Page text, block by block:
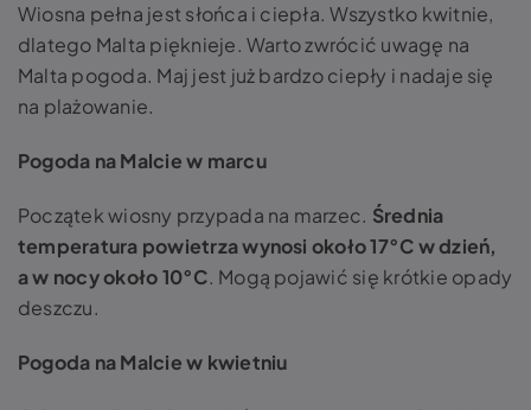
Wiosna pełna jest słońca i ciepła. Wszystko kwitnie,
dlatego Malta pięknieje. Warto zwrócić uwagę na
Malta pogoda. Maj jest już bardzo ciepły i nadaje się
na plażowanie.
Pogoda na Malcie w marcu
Początek wiosny przypada na marzec. Średnia
temperatura powietrza wynosi około 17°C w dzień,
a w nocy około 10°C. Mogą pojawić się krótkie opady
deszczu.
Pogoda na Malcie w kwietniu